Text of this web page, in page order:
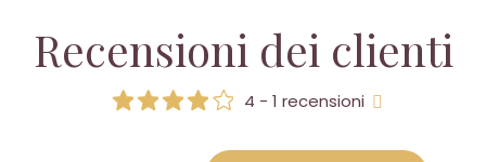
Recensioni dei clienti
4 - 1 recensioni